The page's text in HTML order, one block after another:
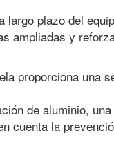
largo plazo del
ampliadas y
proporciona una
de aluminio,
cuenta la